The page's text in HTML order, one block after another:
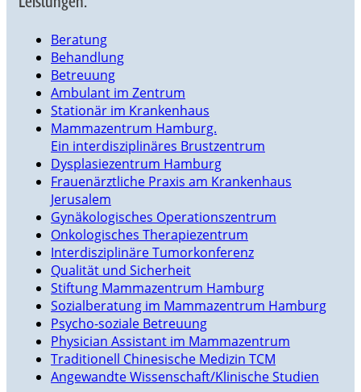
Beratung
Behandlung
Betreuung
Ambulant im Zentrum
Stationär im Krankenhaus
Mammazentrum Hamburg.
Ein interdisziplinäres Brustzentrum
Dysplasiezentrum Hamburg
Frauenärztliche Praxis am Krankenhaus
Jerusalem
Gynäkologisches Operationszentrum
Onkologisches Therapiezentrum
Interdisziplinäre Tumorkonferenz
Qualität und Sicherheit
Stiftung Mammazentrum Hamburg
Sozialberatung im Mammazentrum Hamburg
Psycho-soziale Betreuung
Physician Assistant im Mammazentrum
Traditionell Chinesische Medizin TCM
Angewandte Wissenschaft/Klinische Studien